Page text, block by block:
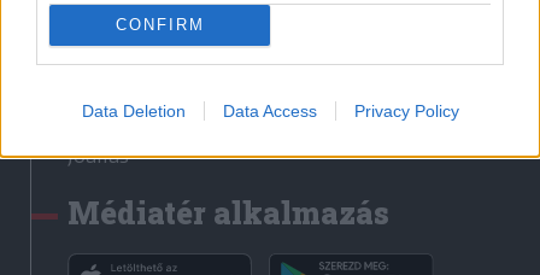
CONFIRM
Data Deletion Data Access Privacy Policy
Erdélyi Napló
Főtér
Rádió GaGa
Jóállás
Médiatér alkalmazás